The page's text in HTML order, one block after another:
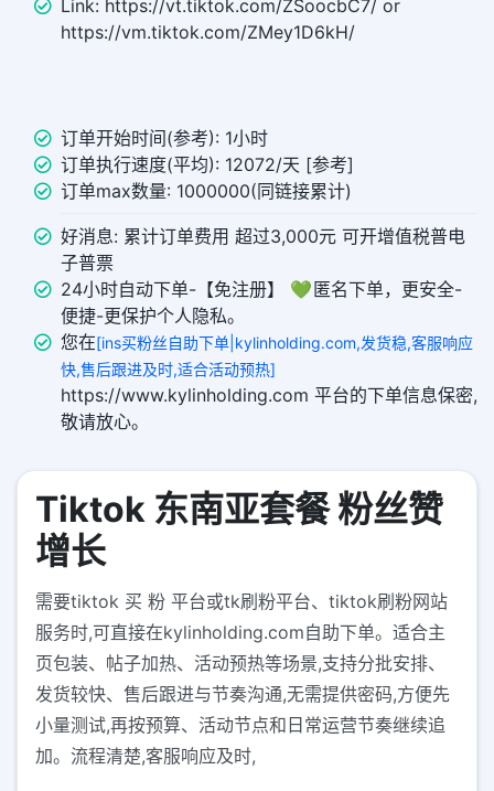
Link: https://vt.tiktok.com/ZSoocbC7/ or
https://vm.tiktok.com/ZMey1D6kH/
订单开始时间(参考): 1小时
订单执行速度(平均): 12072/天 [参考]
订单max数量: 1000000(同链接累计)
好消息: 累计订单费用 超过3,000元 可开增值税普电
子普票
24小时自动下单-【免注册】 💚 匿名下单，更安全-
便捷-更保护个人隐私。
您在[ins买粉丝自助下单|kylinholding.com,发货稳,客服响应
快,售后跟进及时,适合活动预热]
https://www.kylinholding.com 平台的下单信息保密,
敬请放心。
Tiktok 东南亚套餐 粉丝赞
增长
需要tiktok 买 粉 平台或tk刷粉平台、tiktok刷粉网站
服务时,可直接在kylinholding.com自助下单。适合主
页包装、帖子加热、活动预热等场景,支持分批安排、
发货较快、售后跟进与节奏沟通,无需提供密码,方便先
小量测试,再按预算、活动节点和日常运营节奏继续追
加。流程清楚,客服响应及时,